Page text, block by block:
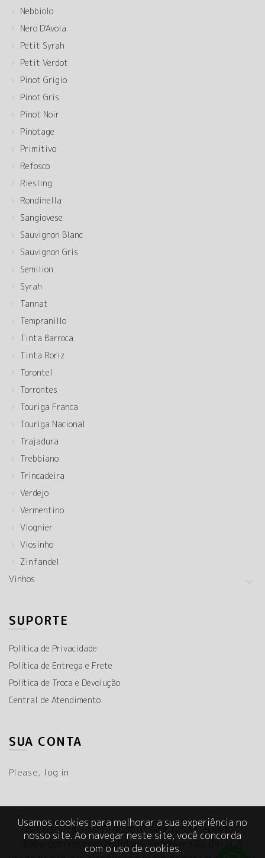
Nebbiolo
Nero D'Avola
Petit Syrah
Petit Verdot
Pinot Grigio
Pinot Gris
Pinot Noir
Pinotage
Primitivo
Refosco
Riesling
Rondinella
Sangiovese
Sauvignon Blanc
Sauvignon Gris
Semilion
Syrah
Tannat
Tempranillo
Tinta Barroca
Tinta Roriz
Torontel
Torrontes
Touriga Franca
Touriga Nacional
Trajadura
Trebbiano
Trincadeira
Verdejo
Vermentino
Viognier
Viosinho
Zinfandel
Vinhos
SUPORTE
Política de Privacidade
Política de Entrega e Frete
Política de Troca e Devolução
Central de Atendimento
SUA CONTA
Please, log in
© Viva Vita Vino | Todos os direitos reservados.
Beba com responsabilidade. Se beber não dirija. A
Usamos cookies para melhorar a sua experiência no
nosso site. Ao navegar neste site, você concorda
com o uso de cookies.